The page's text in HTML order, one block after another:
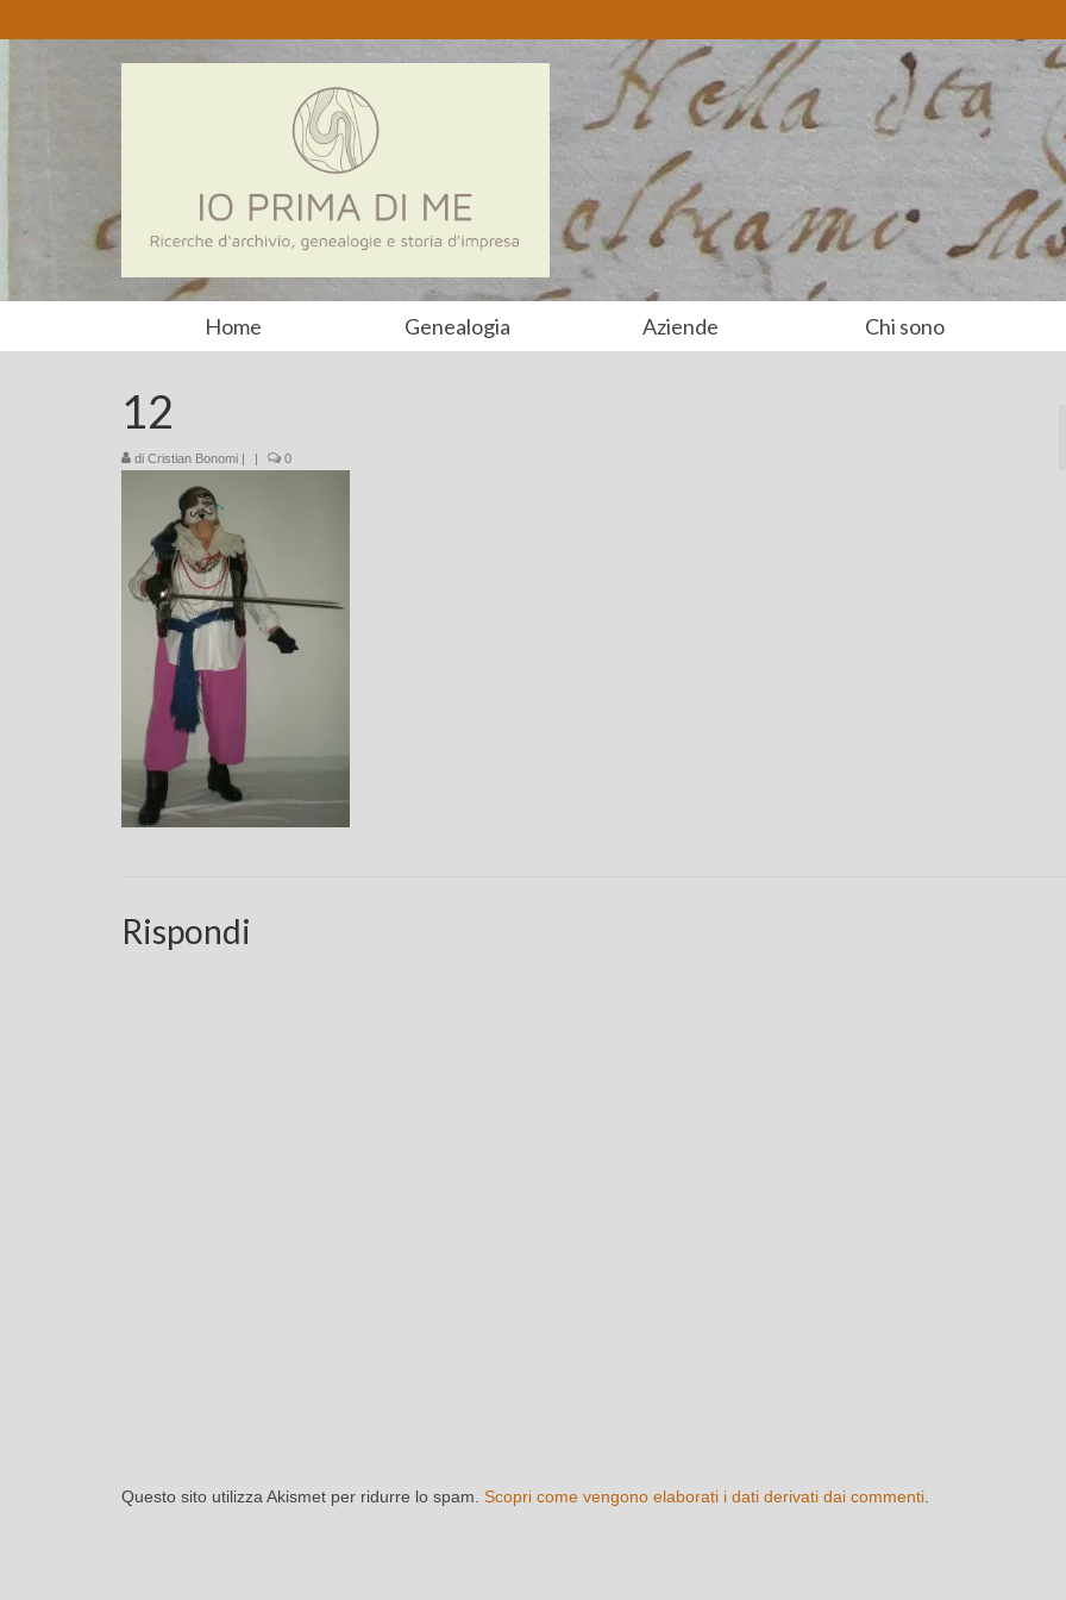
Home Genealogia Aziende Chi sono
12
di Cristian Bonomi | | 0
Rispondi
Questo sito utilizza Akismet per ridurre lo spam. Scopri come vengono elaborati i dati derivati dai commenti